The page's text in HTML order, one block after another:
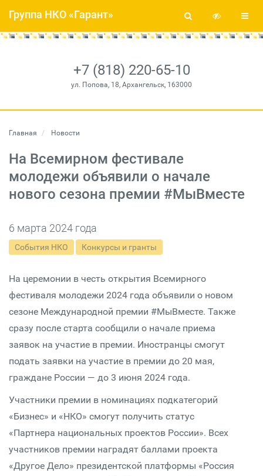
+7 (818) 220-65-10
ул. Попова, 18, Архангельск, 163000
Группа НКО «Гарант»
Главная Новости
На Всемирном фестивале
молодежи объявили о начале
нового сезона премии #МыВместе
6 марта 2024 года
События НКО Конкурсы и гранты
На церемонии в честь открытия Всемирного
фестиваля молодежи 2024 года объявили о новом
сезоне Международной премии #МыВместе. Также
сразу после старта сообщили о начале приема
заявок на участие в премии. Иностранцы смогут
подать заявки на участие в премии до 20 мая,
граждане России — до 3 июня 2024 года.
Участники премии в номинациях подкатегорий
«Бизнес» и «НКО» смогут получить статус
«Партнера национальных проектов России». Всех
участников премии наградят баллами проекта
«Другое Дело» президентской платформы «Россия